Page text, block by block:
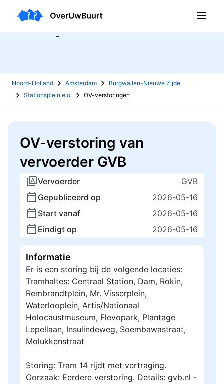
Noord-Holland Amsterdam
Burgwallen-Nieuwe Zijde
Stationsplein e.o.
OV-verstoringen
OV-verstoring van
vervoerder GVB
Vervoerder
GVB
Gepubliceerd op
2026-05-16
Start vanaf
2026-05-16
Eindigt op
2026-05-16
Informatie
Er is een storing bij de volgende locaties:
Tramhaltes: Centraal Station, Dam, Rokin,
Rembrandtplein, Mr. Visserplein,
Waterlooplein, Artis/Nationaal
Holocaustmuseum, Flevopark, Plantage
Lepellaan, Insulindeweg, Soembawastraat,
Molukkenstraat
Storing: Tram 14 rijdt met vertraging.
Oorzaak: Eerdere verstoring. Details: gvb.nl -